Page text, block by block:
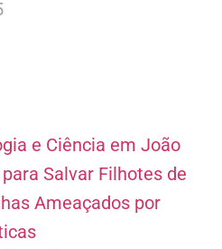
e Ciência em João
Salvar Filhotes de
Ameaçados por